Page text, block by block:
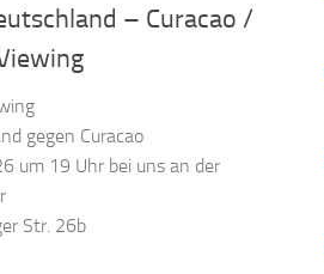
– Curacao /
gegen Curacao
um 19 Uhr bei uns an der
Str. 26b